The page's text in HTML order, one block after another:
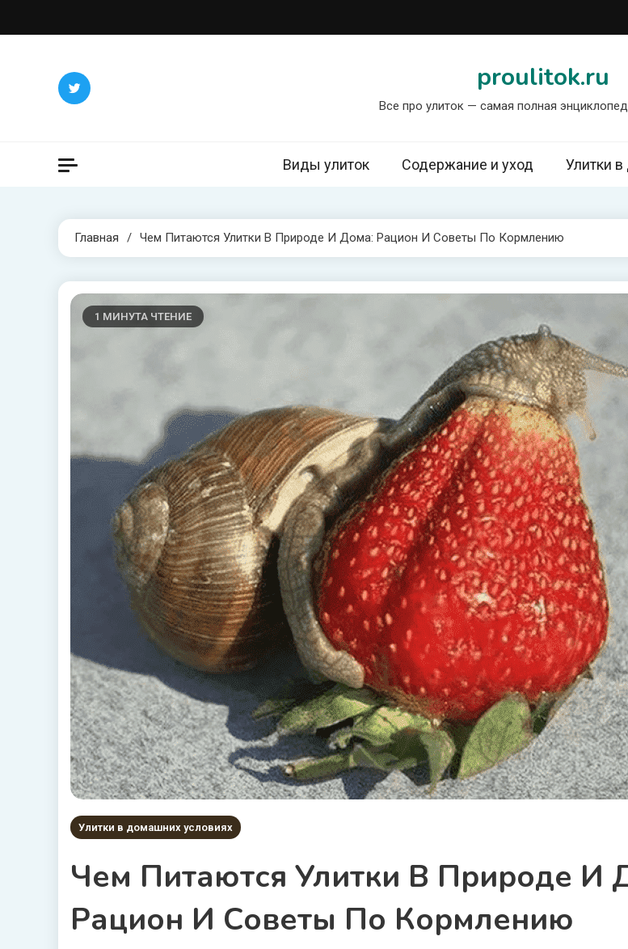
к
proulitok.ru
Все про улиток — самая полная
Виды улиток Содержание и уход Улитки
Главная Чем Питаются Улитки В Природе И Дома: Рацион И Советы По Кормлению
1 МИНУТА ЧТЕНИЕ
Улитки в домашних условиях
Чем Питаются Улитки В Природе И
Рацион И Советы По Кормлению